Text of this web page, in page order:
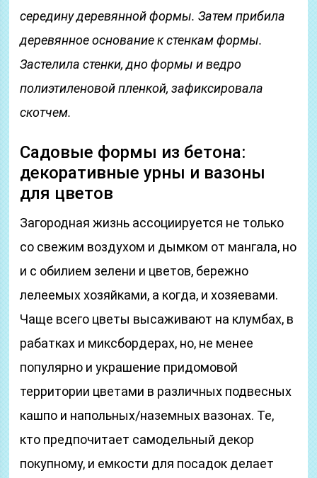
середину деревянной формы. Затем прибила
деревянное основание к стенкам формы.
Застелила стенки, дно формы и ведро
полиэтиленовой пленкой, зафиксировала
скотчем.
Садовые формы из бетона:
декоративные урны и вазоны
для цветов
Загородная жизнь ассоциируется не только
со свежим воздухом и дымком от мангала, но
и с обилием зелени и цветов, бережно
лелеемых хозяйками, а когда, и хозяевами.
Чаще всего цветы высаживают на клумбах, в
рабатках и миксбордерах, но, не менее
популярно и украшение придомовой
территории цветами в различных подвесных
кашпо и напольных/наземных вазонах. Те,
кто предпочитает самодельный декор
покупному, и емкости для посадок делает